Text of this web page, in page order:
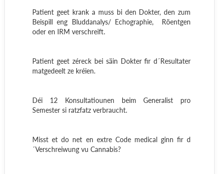
Patient geet krank a muss bi den Dokter, den zum
Beispill eng Bluddanalys/ Echographie,
Röentgen
oder en IRM verschreift.
Patient geet zéreck bei säin Dokter fir d´Resultater
matgedeelt ze kréien.
Déi 12 Konsultatiounen beim Generalist pro
Semester si ratzfatz verbraucht.
Misst et do net en extre Code medical ginn fir d
´Verschreiwung vu Cannabis?